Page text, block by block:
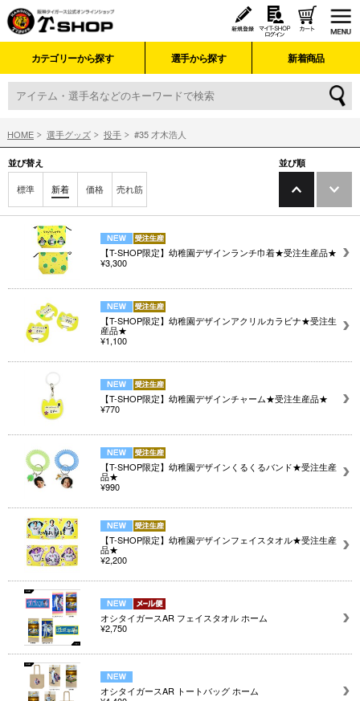
カテゴリーから探す 選手から探す 新着商品
HOME 選手グッズ 投手 #35 才木浩人
並び替え
標準 新着 価格 売れ筋
並び順
【T-SHOP限定】幼稚園デザインランチ巾着★受注生産品★
¥3,300
【T-SHOP限定】幼稚園デザインアクリルカラビナ★受注生
産品★
¥1,100
【T-SHOP限定】幼稚園デザインチャーム★受注生産品★
¥770
【T-SHOP限定】幼稚園デザインくるくるバンド★受注生産
品★
¥990
【T-SHOP限定】幼稚園デザインフェイスタオル★受注生産
品★
¥2,200
オシタイガースAR フェイスタオル ホーム
¥2,750
オシタイガースAR トートバッグ ホーム